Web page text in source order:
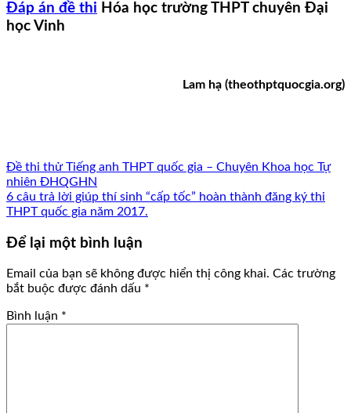
Đáp án đề thi Hóa học trường THPT chuyên Đại
học Vinh
Lam hạ (theothptquocgia.org)
Đề thi thử Tiếng anh THPT quốc gia – Chuyên Khoa học Tự
nhiên ĐHQGHN
6 câu trả lời giúp thí sinh “cấp tốc” hoàn thành đăng ký thi
THPT quốc gia năm 2017.
Để lại một bình luận
Email của bạn sẽ không được hiển thị công khai. Các trường
bắt buộc được đánh dấu *
Bình luận *